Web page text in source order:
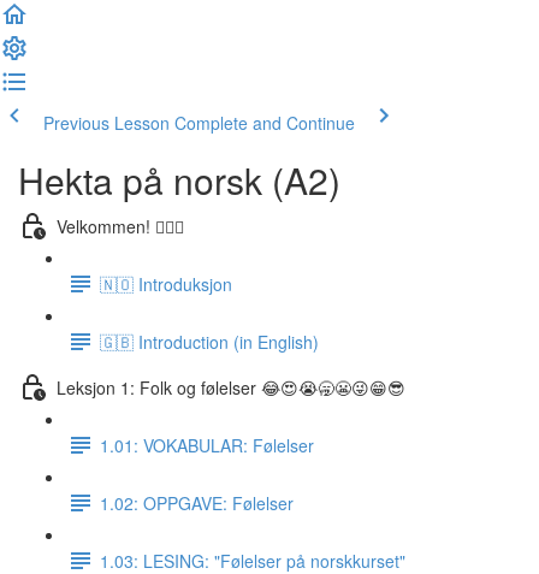
Previous Lesson Complete and Continue
Hekta på norsk (A2)
Velkommen! 🙋🏼‍♂️
🇳🇴 Introduksjon
🇬🇧 Introduction (in English)
Leksjon 1: Folk og følelser 😂😍😭🥱😬😜😁😎
1.01: VOKABULAR: Følelser
1.02: OPPGAVE: Følelser
1.03: LESING: "Følelser på norskkurset"